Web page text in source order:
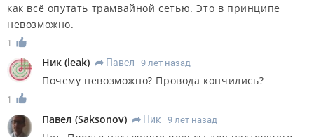
как всё опутать трамвайной сетью. Это в принципе
невозможно.
1
Ник (leak) R Павел 9 лет назад
Почему невозможно? Провода кончились?
1
Павел (Saksonov) R Ник 9 лет назад